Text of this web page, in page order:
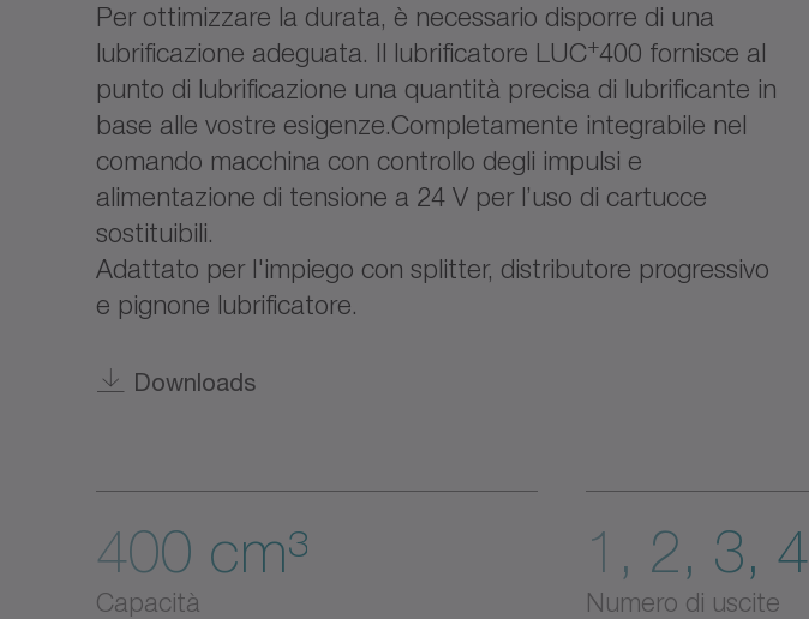
Per ottimizzare la durata, è necessario disporre di una
lubrificazione adeguata. Il lubrificatore LUC+400 fornisce al
punto di lubrificazione una quantità precisa di lubrificante in
base alle vostre esigenze.Completamente integrabile nel
comando macchina con controllo degli impulsi e
alimentazione di tensione a 24 V per l’uso di cartucce
sostituibili.
Adattato per l'impiego con splitter, distributore progressivo
e pignone lubrificatore.
Downloads
400 cm³
Capacità
1, 2, 3, 4
Numero di uscite